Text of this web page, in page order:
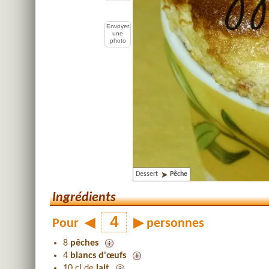
Envoyer
une
photo
Dessert Pêche
Ingrédients
Pour ◀ ▶ personnes
8 pêches
4 blancs d'œufs